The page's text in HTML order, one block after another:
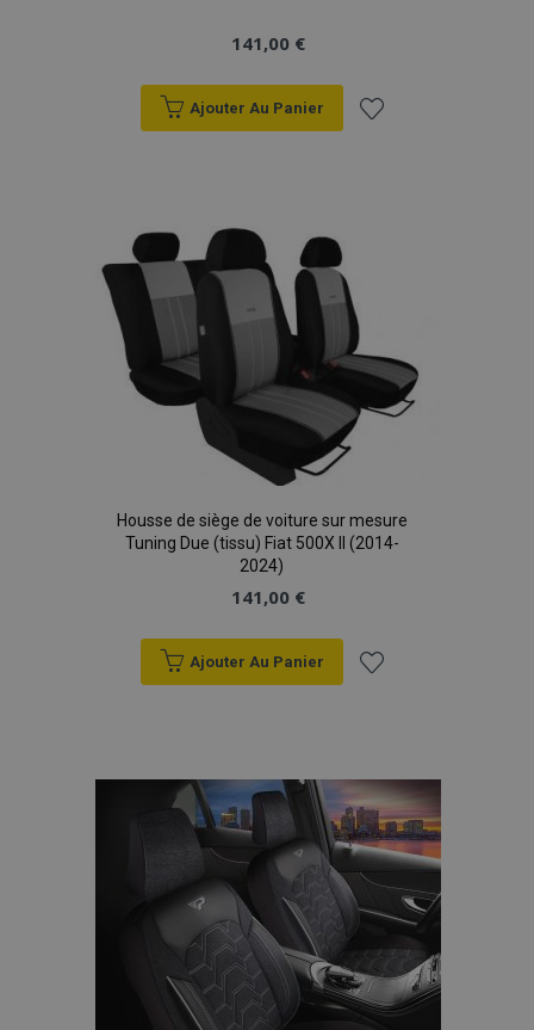
141,00 €
Ajouter Au Panier
d'achats
Housse de siège de voiture sur mesure
Tuning Due (tissu) Fiat 500X II (2014-
2024)
141,00 €
Ajouter Au Panier
liste
d'achats